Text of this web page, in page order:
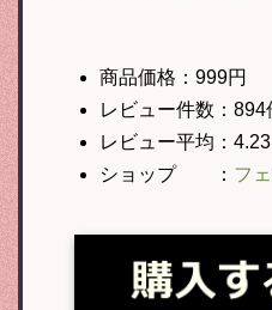
商品価格：999円
レビュー件数：894
レビュー平均：4.23
ショップ ： フ